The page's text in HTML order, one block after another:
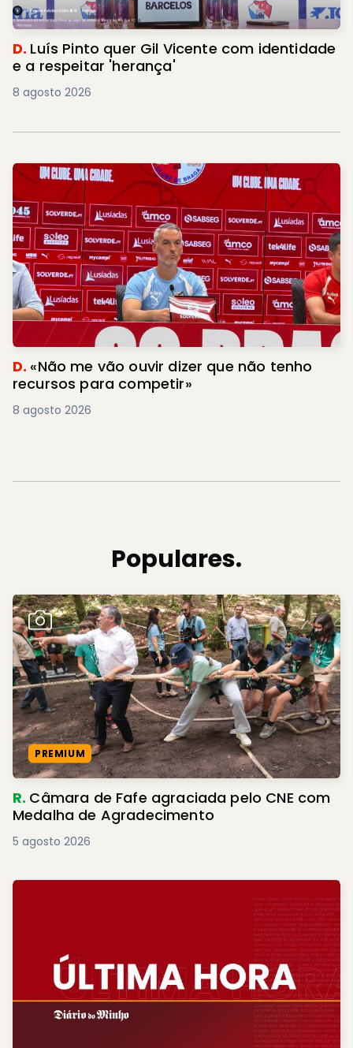
D. Luís Pinto quer Gil Vicente com identidade
e a respeitar 'herança'
8 agosto 2026
D. «Não me vão ouvir dizer que não tenho
recursos para competir»
8 agosto 2026
Populares.
PREMIUM
R. Câmara de Fafe agraciada pelo CNE com
Medalha de Agradecimento
5 agosto 2026